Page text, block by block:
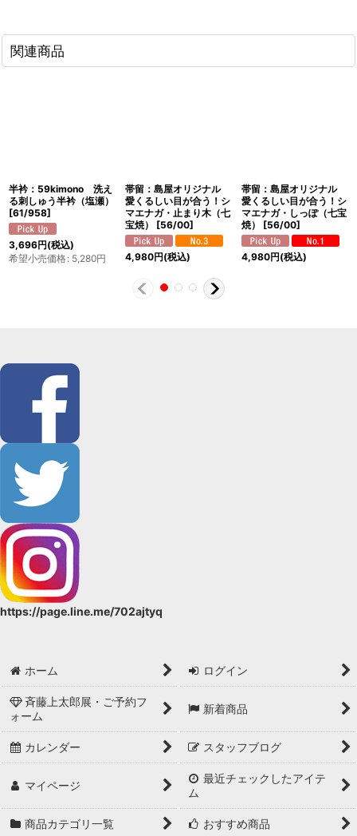
関連商品
半衿：59kimono 洗え
る刺しゅう半衿（塩瀬）
[61/958]
3,696円(税込)
希望小売価格: 5,280円
帯留：島屋オリジナル
愛くるしい目が合う！シ
マエナガ・止まり木（七
宝焼）
[56/00]
4,980円(税込)
帯留：島屋オリジナル
愛くるしい目が合う！シ
マエナガ・しっぽ（七宝
焼）
[56/00]
4,980円(税込)
https://page.line.me/702ajtyq
ホーム ログイン
斉藤上太郎展・ご予約フ
ォーム
新着商品
カレンダー スタッフブログ
マイページ
最近チェックしたアイテ
ム
商品カテゴリ一覧 おすすめ商品